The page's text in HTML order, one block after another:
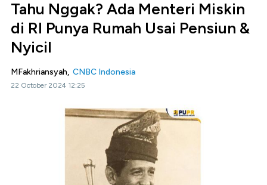
Tahu Nggak? Ada Menteri Miskin
di RI Punya Rumah Usai Pensiun &
Nyicil
MFakhriansyah, CNBC Indonesia
22 October 2024 12:25